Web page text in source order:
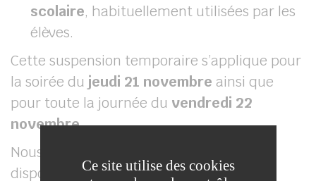
scolaire, habituellement utilisées par les
élèves.
Cette suspension temporaire s’applique pour
la soirée du jeudi 21 novembre ainsi que
pour toute la journée du vendredi 22
novembre.
Nous invitons les familles à prendre leurs
dispositions et à suivre les informations
Ce site utilise des cookies